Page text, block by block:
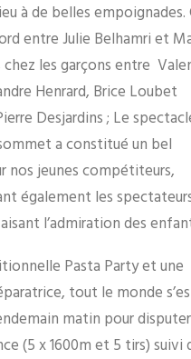
à de belles empoignades.
entre Julie Belhamri et
chez les garçons entre
Henrard, Brice Loubet
Desjardins ; Le
a constitué un bel
nos jeunes compétiteurs,
également les
l’admiration des
Pasta Party et une
tout le monde
matin pour
(5 x 1600m et 5 tirs) suivi